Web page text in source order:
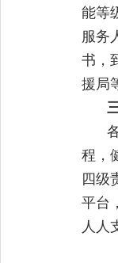
能等
服务
书，
援局
程，
四级
平台
人人